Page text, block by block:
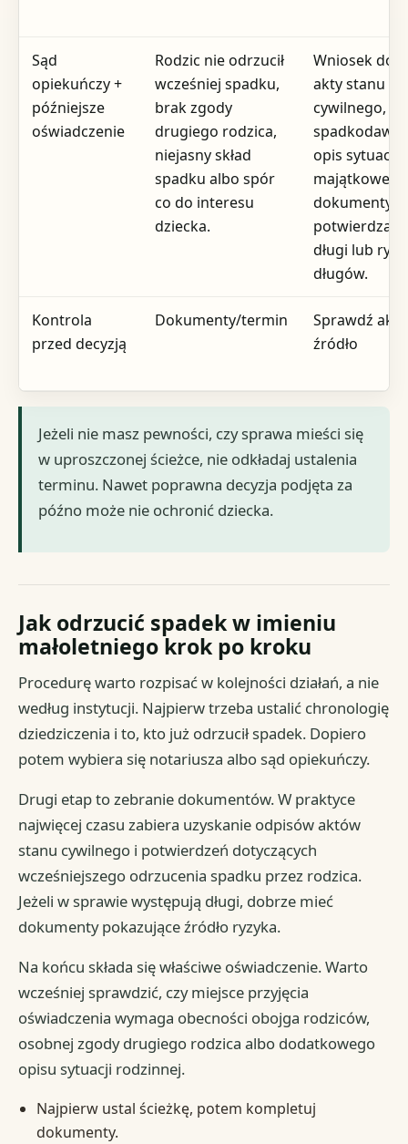
Sąd
opiekuńczy +
późniejsze
oświadczenie
Rodzic nie odrzucił
wcześniej spadku,
brak zgody
drugiego rodzica,
niejasny skład
spadku albo spór
co do interesu
dziecka.
Wniosek do
akty stanu
cywilnego,
opis sytuacji
majątkowej,
dokumenty
długi lub
długów.
Kontrola
przed decyzją
Dokumenty/termin
Sprawdź
źródło
Jeżeli nie masz pewności, czy sprawa mieści się
w uproszczonej ścieżce, nie odkładaj ustalenia
terminu. Nawet poprawna decyzja podjęta za
późno może nie ochronić dziecka.
Jak odrzucić spadek w imieniu
małoletniego krok po kroku
Procedurę warto rozpisać w kolejności działań, a nie
według instytucji. Najpierw trzeba ustalić chronologię
dziedziczenia i to, kto już odrzucił spadek. Dopiero
potem wybiera się notariusza albo sąd opiekuńczy.
Drugi etap to zebranie dokumentów. W praktyce
najwięcej czasu zabiera uzyskanie odpisów aktów
stanu cywilnego i potwierdzeń dotyczących
wcześniejszego odrzucenia spadku przez rodzica.
Jeżeli w sprawie występują długi, dobrze mieć
dokumenty pokazujące źródło ryzyka.
Na końcu składa się właściwe oświadczenie. Warto
wcześniej sprawdzić, czy miejsce przyjęcia
oświadczenia wymaga obecności obojga rodziców,
osobnej zgody drugiego rodzica albo dodatkowego
opisu sytuacji rodzinnej.
Najpierw ustal ścieżkę, potem kompletuj
dokumenty.